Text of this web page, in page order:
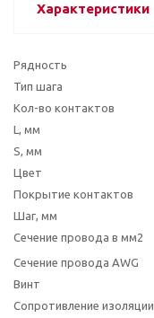
Характеристики
Рядность
Тип шага
Кол-во контактов
L, мм
S, мм
Цвет
Покрытие контактов
Шаг, мм
Сечение провода в мм2
Сечение провода AWG
Винт
Сопротивление изоляции